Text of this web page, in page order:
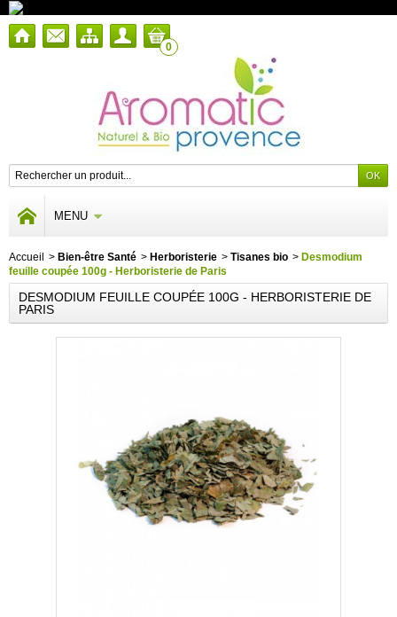
0
MENU
Accueil > Bien-être Santé > Herboristerie > Tisanes bio > Desmodium
feuille coupée 100g - Herboristerie de Paris
DESMODIUM FEUILLE COUPÉE 100G - HERBORISTERIE DE
PARIS